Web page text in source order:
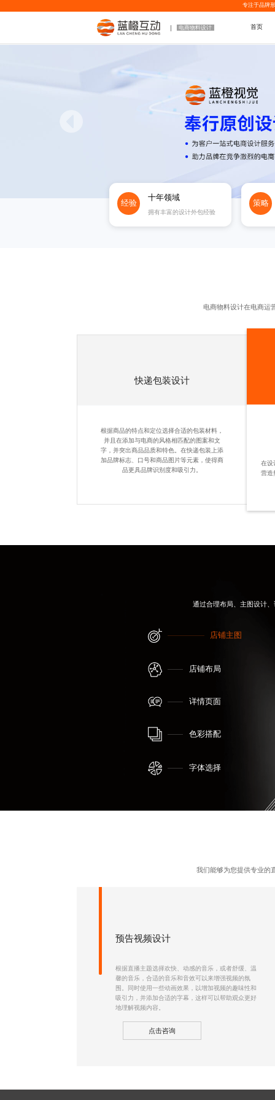
专注于品牌
电商物料设计 首页
经验
十年领域
拥有丰富的设计外包经验
策略
电商物料设计在电商运
快递包装设计
根据商品的特点和定位选择合适的包装材料，
并且在添加与电商的风格相匹配的图案和文
字，并突出商品品质和特色。在快递包装上添
加品牌标志、口号和商品图片等元素，使得商
品更具品牌识别度和吸引力。
在设
营造
通过合理布局、主图设计
店铺主图
店铺布局
详情页面
色彩搭配
字体选择
我们能够为您提供专业的
预告视频设计
根据直播主题选择欢快、动感的音乐，或者舒缓、温
馨的音乐，合适的音乐和音效可以来增强视频的氛
围。同时使用一些动画效果，以增加视频的趣味性和
吸引力，并添加合适的字幕，这样可以帮助观众更好
地理解视频内容。
点击咨询